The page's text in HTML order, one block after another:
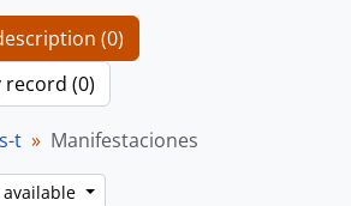
(0)
(0)
t Manifestaciones